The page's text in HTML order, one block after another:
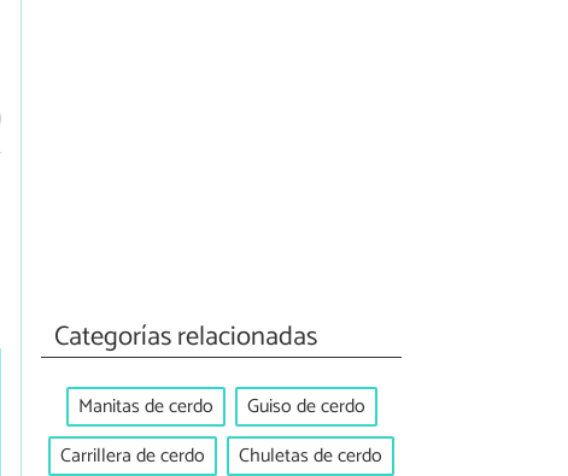
Categorías relacionadas
Manitas de cerdo
Guiso de cerdo
Carrillera de cerdo
Chuletas de cerdo